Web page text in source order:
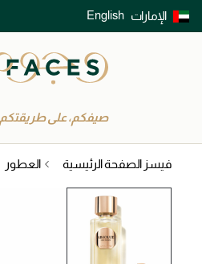
الإمارات English
توصيل سريع على جميع الطلبات ما فوق 299 درهم
صيفكم، على طريقتكم
فيسز الصفحة الرئيسية العطور